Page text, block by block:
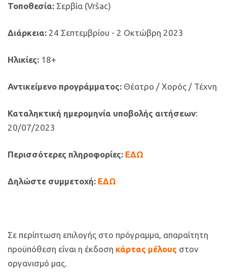
Τοποθεσία: Σερβία (Vršac)
Διάρκεια: 24 Σεπτεμβρίου - 2 Οκτώβρη 2023
Ηλικίες: 18+
Αντικείμενο προγράμματος: Θέατρο / Χορός / Τέχνη
Καταληκτική ημερομηνία υποβολής αιτήσεων:
20/07/2023
Περισσότερες πληροφορίες: ΕΔΩ
Δηλώστε συμμετοχή: ΕΔΩ
Σε περίπτωση επιλογής στο πρόγραμμα, απαραίτητη
προϋπόθεση είναι η έκδοση κάρτας μέλους στον
οργανισμό μας.